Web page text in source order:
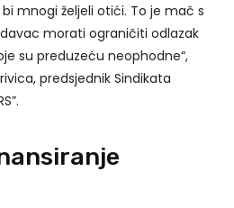
mnogi željeli otići. To je mač s
morati ograničiti odlazak
su preduzeću neophodne“,
predsjednik Sindikata